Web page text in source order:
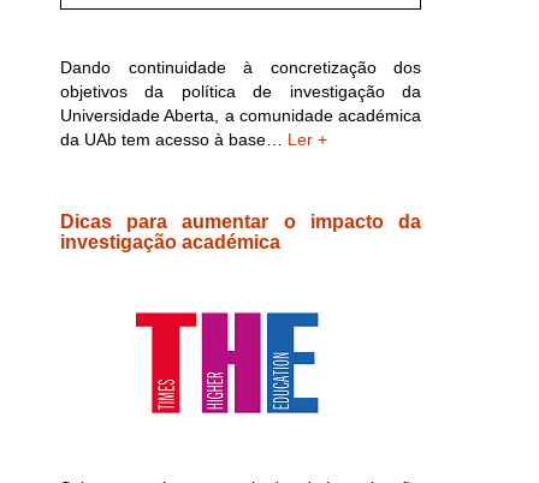
Dando continuidade à concretização dos
objetivos da política de investigação da
Universidade Aberta, a comunidade académica
da UAb tem acesso à base… Ler +
Dicas para aumentar o impacto da
investigação académica